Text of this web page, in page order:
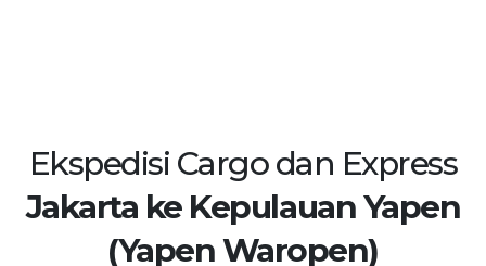
Ekspedisi Cargo dan Express
Jakarta ke Kepulauan Yapen
(Yapen Waropen)